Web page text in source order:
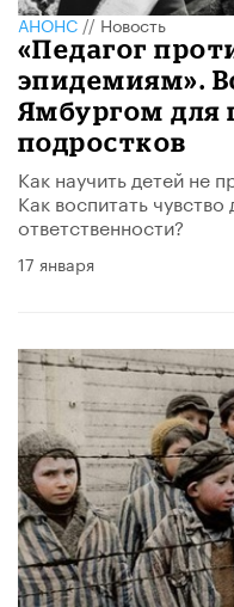
АНОНС//Новость
«Педагог
эпидемиям».
Ямбургом для
подростков
Как научить детей не
Как воспитать
ответственности?
17 января